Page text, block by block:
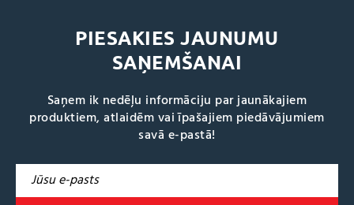
PIESAKIES JAUNUMU
SAŅEMŠANAI
Saņem ik nedēļu informāciju par jaunākajiem
produktiem, atlaidēm vai īpašajiem piedāvājumiem
savā e-pastā!